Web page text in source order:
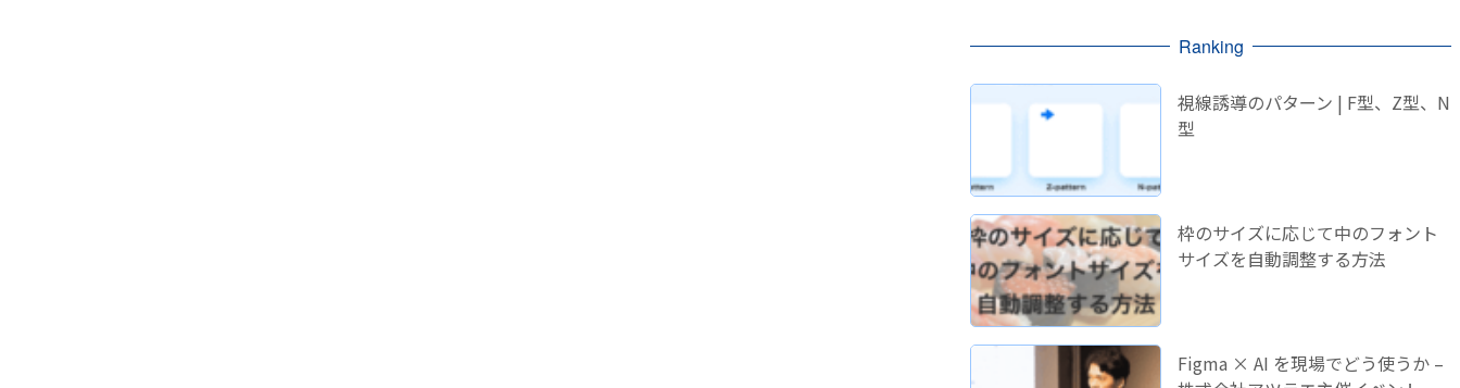
Ranking
視線誘導のパターン | F型、Z型、N
型
枠のサイズに応じて中のフォント
サイズを自動調整する方法
Figma × AI を現場でどう使うか –